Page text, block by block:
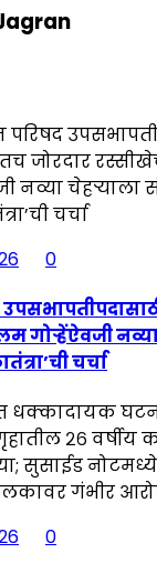
0
गोऱ्हेंऐवजी
चर्चा
0